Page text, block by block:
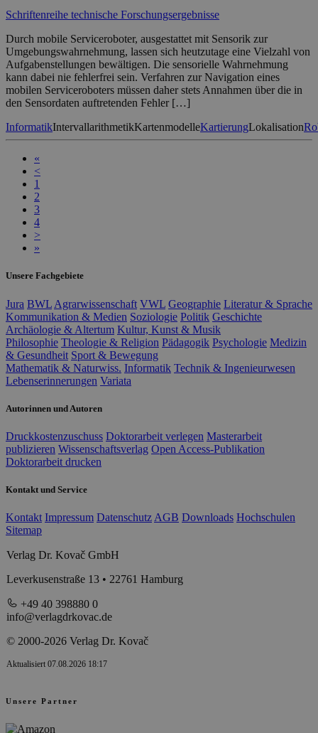
Schriftenreihe technische Forschungsergebnisse
Durch mobile Serviceroboter, ausgestattet mit Sensorik zur
Umgebungswahrnehmung, lassen sich heutzutage eine Vielzahl von
Aufgabenstellungen bewältigen. Die sensorielle Wahrnehmung
kann dabei nie fehlerfrei sein. Verfahren zur Navigation eines
mobilen Serviceroboters müssen daher stets Annahmen über die in
den Sensordaten auftretenden Fehler […]
InformatikIntervallarithmetikKartenmodelleKartierungLokalisation
«
<
1
2
3
4
>
»
Unsere Fachgebiete
Jura BWL Agrarwissenschaft VWL Geographie Literatur & Sprache
Kommunikation & Medien Soziologie Politik Geschichte
Archäologie & Altertum Kultur, Kunst & Musik
Philosophie Theologie & Religion Pädagogik Psychologie Medizin
& Gesundheit Sport & Bewegung
Mathematik & Naturwiss. Informatik Technik & Ingenieurwesen
Lebenserinnerungen Variata
Autorinnen und Autoren
Druckkostenzuschuss Doktorarbeit verlegen Masterarbeit
publizieren Wissenschaftsverlag Open Access-Publikation
Doktorarbeit drucken
Kontakt und Service
Kontakt Impressum Datenschutz AGB Downloads Hochschulen
Sitemap
Verlag Dr. Kovač GmbH
Leverkusenstraße 13 • 22761 Hamburg
+49 40 398880 0
info@verlagdrkovac.de
© 2000-2026 Verlag Dr. Kovač
Aktualisiert 07.08.2026 18:17
Unsere Partner